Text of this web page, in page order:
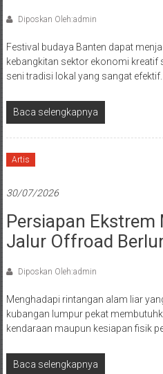
Diposkan Oleh:admin
Festival budaya Banten dapat
kebangkitan sektor ekonomi kreatif
seni tradisi lokal yang sangat
Baca selengkapnya
Artis
30/07/2026
Persiapan Ekstrem
Jalur Offroad
Diposkan Oleh:admin
Menghadapi rintangan alam liar
kubangan lumpur pekat
kendaraan maupun kesiapan fisik
Baca selengkapnya